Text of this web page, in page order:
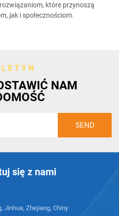
które przynoszą
jak i społecznościom.
NAM
się z nami
Jinhua, Zhejiang, Chiny